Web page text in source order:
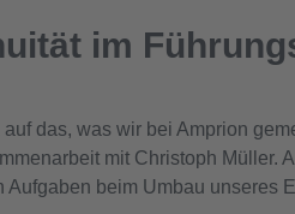
im
auf das, was wir bei Amprion
mit Christoph Müller.
Aufgaben beim Umbau unseres